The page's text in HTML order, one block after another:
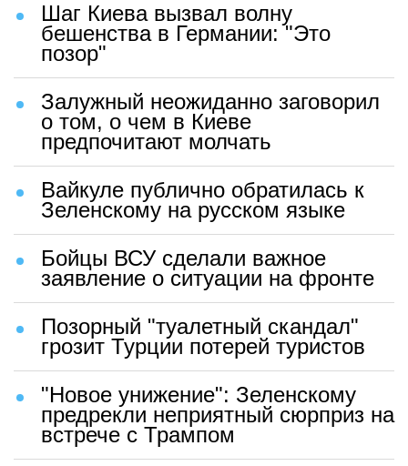
Шаг Киева вызвал волну
бешенства в Германии: "Это
позор"
Залужный неожиданно заговорил
о том, о чем в Киеве
предпочитают молчать
Вайкуле публично обратилась к
Зеленскому на русском языке
Бойцы ВСУ сделали важное
заявление о ситуации на фронте
Позорный "туалетный скандал"
грозит Турции потерей туристов
"Новое унижение": Зеленскому
предрекли неприятный сюрприз на
встрече с Трампом